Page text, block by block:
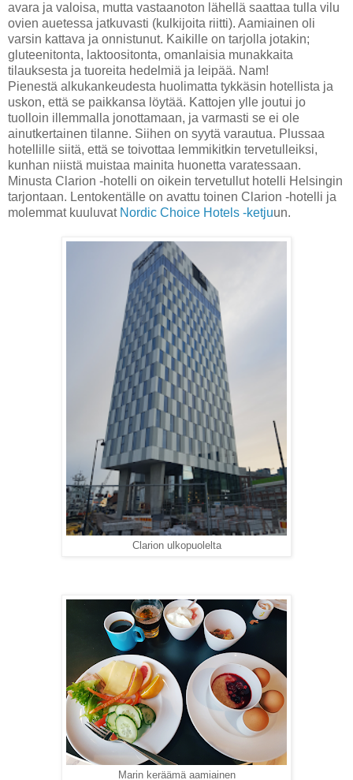
avara ja valoisa, mutta vastaanoton lähellä saattaa tulla vilu
ovien auetessa jatkuvasti (kulkijoita riitti). Aamiainen oli
varsin kattava ja onnistunut. Kaikille on tarjolla jotakin;
gluteenitonta, laktoositonta, omanlaisia munakkaita
tilauksesta ja tuoreita hedelmiä ja leipää. Nam!
Pienestä alkukankeudesta huolimatta tykkäsin hotellista ja
uskon, että se paikkansa löytää. Kattojen ylle joutui jo
tuolloin illemmalla jonottamaan, ja varmasti se ei ole
ainutkertainen tilanne. Siihen on syytä varautua. Plussaa
hotellille siitä, että se toivottaa lemmikitkin tervetulleiksi,
kunhan niistä muistaa mainita huonetta varatessaan.
Minusta Clarion -hotelli on oikein tervetullut hotelli Helsingin
tarjontaan. Lentokentälle on avattu toinen Clarion -hotelli ja
molemmat kuuluvat Nordic Choice Hotels -ketjuun.
Clarion ulkopuolelta
Marin keräämä aamiainen